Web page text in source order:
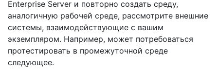
Enterprise Server и повторно создать среду,
аналогичную рабочей среде, рассмотрите внешние
системы, взаимодействующие с вашим
экземпляром. Например, может потребоваться
протестировать в промежуточной среде
следующее.